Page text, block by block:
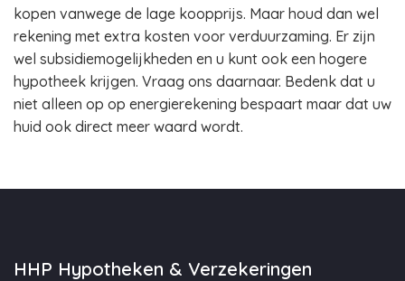
kopen vanwege de lage koopprijs. Maar houd dan wel
rekening met extra kosten voor verduurzaming. Er zijn
wel subsidiemogelijkheden en u kunt ook een hogere
hypotheek krijgen. Vraag ons daarnaar. Bedenk dat u
niet alleen op op energierekening bespaart maar dat uw
huid ook direct meer waard wordt.
HHP Hypotheken & Verzekeringen